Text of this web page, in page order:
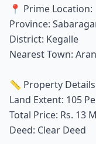
📍 Prime Location:
Province:
District: Kegalle
Nearest Town:
📏 Property
Land Extent: 105
Total Price: Rs. 13
Deed: Clear Deed